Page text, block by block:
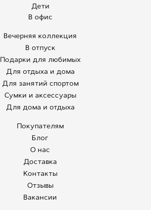
Дети
В офис
Вечерняя коллекция
В отпуск
Подарки для любимых
Для отдыха и дома
Для занятий спортом
Сумки и аксессуары
Для дома и отдыха
Покупателям
Блог
О нас
Доставка
Контакты
Отзывы
Вакансии